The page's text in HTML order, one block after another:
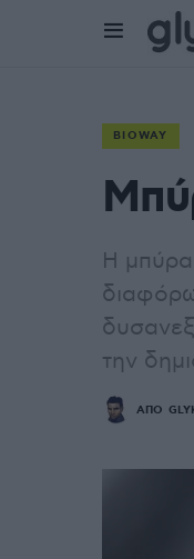
BIOWAY
Η μπύρα
την
ΑΠΌ